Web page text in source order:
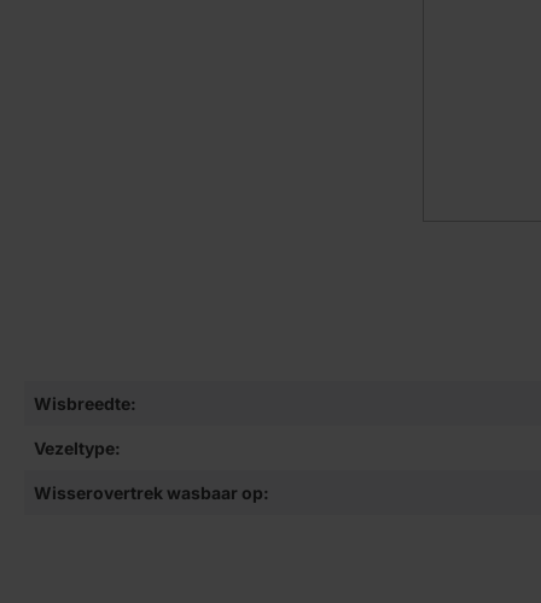
Wisbreedte:
Vezeltype:
Wisserovertrek wasbaar op: